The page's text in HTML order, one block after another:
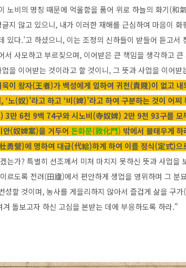
노비의 명칭 때문에 억울함을 품어 위로 하늘의 화기(和
지 않고 있으니, 내가 이러한 재해를 근심하여 마음이 화
있다.’고 하셨으니, 이는 조정의 신하들이 받들어 듣고서
서 사모하고 부르짖으며, 이어받은 큰 책임을 생각하고
을 이어받는 것이라고 할 것이니, 그 뜻과 사업을 이어받
욱이 왕자(王者)가 백성에게 임하여 귀천(貴賤)이 없고
노(奴)’라고 하고 ‘비(婢)’라고 하여 구분하는 것이 어찌
3만 6천 9백 74구와 시노비(寺奴婢) 2만 9천 93구를 모
안(奴婢案)을 거두어 돈화문(敦化門) 밖에서 불태우게
勇營)에 명하여 대급(代給)하게 하여 이를 정식(定式)으
는가? 특별히 선조께서 미처 마치지 못하신 뜻과 사업을
르도록 전려(田廬)에서 편안하게 생업을 영위하며 그 분
성할 것이며, 농사를 게을리하지 않아서 즐겁게 삶을 구
겨 돌보고자 하신 고심을 본받는 데에 부응하도록 하라."